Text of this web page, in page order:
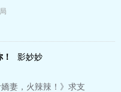
聲，迂腐的老古董，宅
計…
影妙妙
妻，火辣辣！》求支